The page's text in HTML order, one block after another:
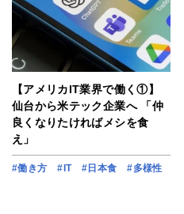
【アメリカIT業界で働く①】
仙台から米テック企業へ 「仲
良くなりたければメシを食
え」
#働き方 #IT #日本食 #多様性